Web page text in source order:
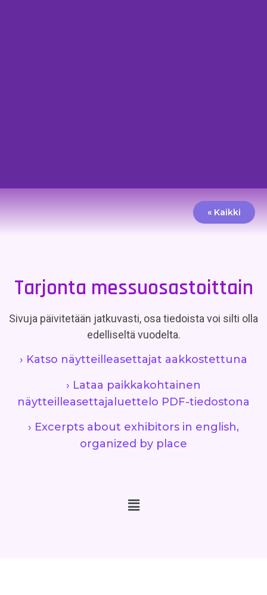
« Kaikki
Tarjonta messuosastoittain
Sivuja päivitetään jatkuvasti, osa tiedoista voi silti olla
edelliseltä vuodelta.
› Katso näytteilleasettajat aakkostettuna
› Lataa paikkakohtainen
näytteilleasettajaluettelo PDF-tiedostona
› Excerpts about exhibitors in english,
organized by place